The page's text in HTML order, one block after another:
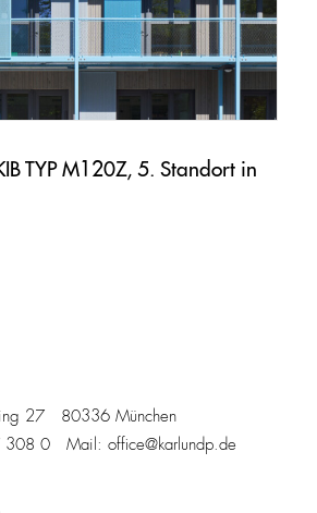
TYP M120Z, 5. Standort in
27 80336 München
308 0 Mail: office@karlundp.de